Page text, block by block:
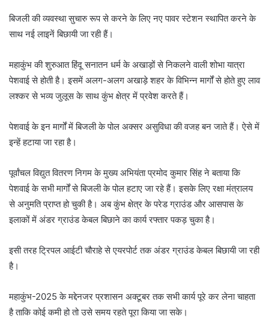
बिजली की व्यवस्था सुचारु रूप से करने के लिए नए पावर स्टेशन स्थापित करने के
साथ नई लाइनें बिछायी जा रही हैं।
महाकुंभ की शुरुआत हिंदू सनातन धर्म के अखाड़ों से निकलने वाली शोभा यात्रा
पेशवाई से होती है। इसमें अलग-अलग अखाड़े शहर के विभिन्न मार्गों से होते हुए लाव
लश्कर से भव्य जुलूस के साथ कुंभ क्षेत्र में प्रवेश करते हैं।
पेशवाई के इन मार्गों में बिजली के पोल अक्सर असुविधा की वजह बन जाते हैं। ऐसे में
इन्हें हटाया जा रहा है।
पूर्वांचल विद्युत वितरण निगम के मुख्य अभियंता प्रमोद कुमार सिंह ने बताया कि
पेशवाई के सभी मार्गों से बिजली के पोल हटाए जा रहे हैं। इसके लिए रक्षा मंत्रालय
से अनुमति प्राप्त हो चुकी है। अब कुंभ क्षेत्र के परेड ग्राउंड और आसपास के
इलाकों में अंडर ग्राउंड केबल बिछाने का कार्य रफ्तार पकड़ चुका है।
इसी तरह ट्रिपल आईटी चौराहे से एयरपोर्ट तक अंडर ग्राउंड केबल बिछायी जा रही
है।
महाकुंभ-2025 के मद्देनजर प्रशासन अक्टूबर तक सभी कार्य पूरे कर लेना चाहता
है ताकि कोई कमी हो तो उसे समय रहते पूरा किया जा सके।